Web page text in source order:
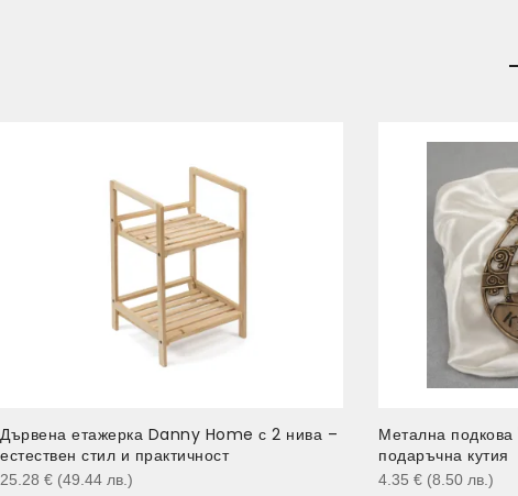
Дървена етажерка Danny Home с 2 нива –
естествен стил и практичност
25.28 € (49.44 лв. )
Метална
подаръчна кутия
4.35 € (8.50 лв. )